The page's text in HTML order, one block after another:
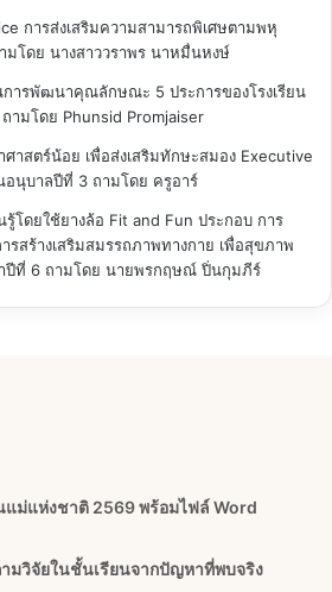
การส่งเสริมความสามารถพิเศษตามพหุ
มโดย นางสาววราพร นาหมื่นหงษ์
การพัฒนาคุณลักษณะ 5 ประการของโรงเรียน
ถามโดย Phunsid Promjaiser
าสตร์น้อย เพื่อส่งเสริมทักษะสมอง Executive
อนุบาลปีที่ 3 ถามโดย ครูอาร์
รู้โดยใช้ยางล้อ Fit and Fun ประกอบ การ
รสร้างเสริมสมรรถภาพทางกาย เพื่อสุขภาพ
ปีที่ 6 ถามโดย นายพรกฤษณ์ ปิ่นกุมภีร์
แม่แห่งชาติ 2569 พร้อมไฟล์ Word
มวิจัยในชั้นเรียนจากปัญหาที่พบจริง